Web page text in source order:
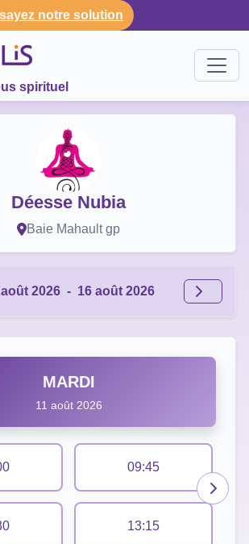
notre solution
spirituel
Déesse Nubia
Baie Mahault gp
2026 - 16 août 2026
MARDI
11 août 2026
09:45
13:15